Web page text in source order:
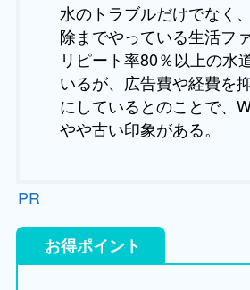
水のトラブルだけでなく
除までやっている生活フ
リピート率80％以上の水
いるが、広告費や経費を
にしているとのことで、
やや古い印象がある。
PR
お得ポイント